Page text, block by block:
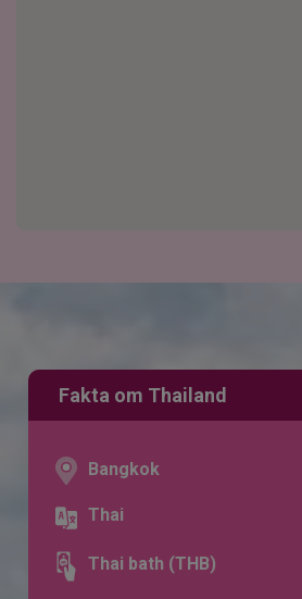
Fakta om Thailand
Bangkok
Thai
Thai bath (THB)